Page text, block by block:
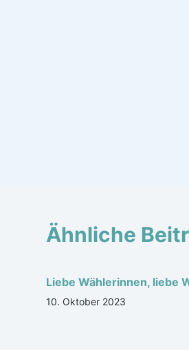
Ähnliche
Liebe Wählerinnen, liebe
10. Oktober 2023